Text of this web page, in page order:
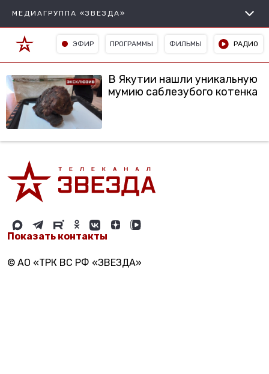
МЕДИАГРУППА «ЗВЕЗДА»
ЭФИР ПРОГРАММЫ ФИЛЬМЫ РАДИО
В Якутии нашли уникальную
мумию саблезубого котенка
Показать контакты
© АО «ТРК ВС РФ «ЗВЕЗДА»